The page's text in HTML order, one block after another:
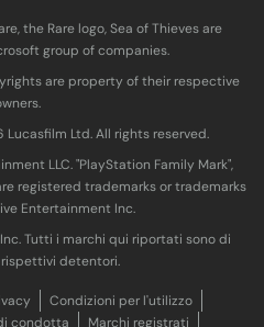
the Rare logo, Sea of Thieves are
group of companies.
are property of their respective
Lucasfilm Ltd. All rights reserved.
LLC. "PlayStation Family Mark",
registered trademarks or trademarks
Entertainment Inc.
Tutti i marchi qui riportati sono di
detentori.
Condizioni per l'utilizzo
condotta Marchi registrati